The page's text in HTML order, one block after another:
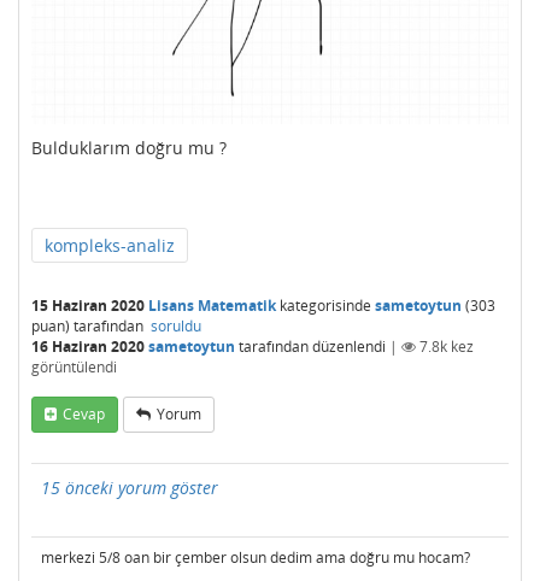
Bulduklarım doğru mu ?
kompleks-analiz
15 Haziran 2020 Lisans Matematikkategorisinde sametoytun (303
puan) tarafından soruldu
16 Haziran 2020sametoytun tarafındandüzenlendi | 7.8k kez
görüntülendi
Cevap Yorum
15 önceki yorum göster
merkezi 5/8 oan bir çember olsun dedim ama doğru mu hocam?